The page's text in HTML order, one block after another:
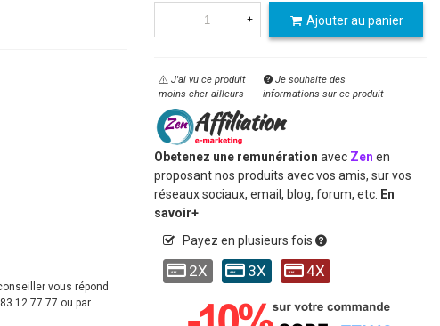
vous répond
12 77 77 ou par
- + Ajouter au panier
J'ai vu ce produit
moins cher ailleurs
Je souhaite des
informations sur ce produit
Obetenez une remunération avec Zen en
proposant nos produits avec vos amis, sur vos
réseaux sociaux, email, blog, forum, etc. En
savoir+
Payez en plusieurs fois
2X 3X 4X